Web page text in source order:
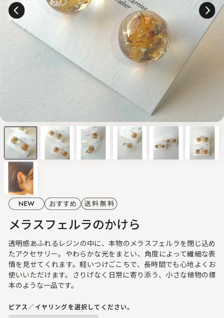
メラスフェルラのかけら
透明感あふれるレジンの中に、本物のメラスフェルラを閉じ込め
たアクセサリー。やわらかな光をまとい、角度によって繊細な表
情を見せてくれます。軽いつけごこちで、長時間でも心地よくお
使いいただけます。さりげなく日常に寄り添う、小さな植物の標
本のような一品です。
ピアス／イヤリングを選択してください。